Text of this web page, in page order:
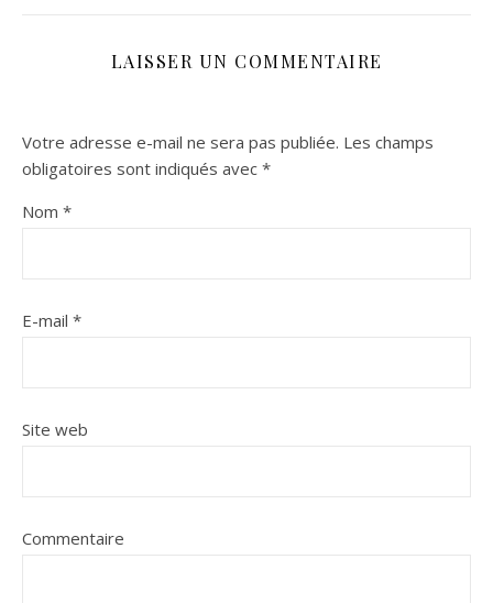
LAISSER UN COMMENTAIRE
Votre adresse e-mail ne sera pas publiée. Les champs
obligatoires sont indiqués avec *
Nom *
E-mail *
Site web
Commentaire